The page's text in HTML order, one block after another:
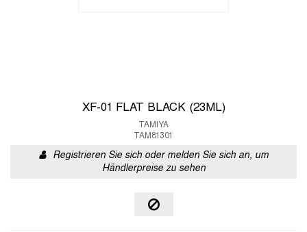
XF-01 FLAT BLACK (23ML)
TAMIYA
TAM81301
Registrieren Sie sich oder melden Sie sich an, um
Händlerpreise zu sehen